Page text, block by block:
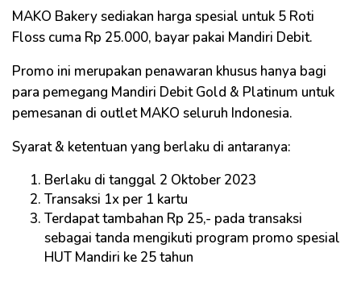
MAKO Bakery sediakan harga spesial untuk 5 Roti
Floss cuma Rp 25.000, bayar pakai Mandiri Debit.
Promo ini merupakan penawaran khusus hanya bagi
para pemegang Mandiri Debit Gold & Platinum untuk
pemesanan di outlet MAKO seluruh Indonesia.
Syarat & ketentuan yang berlaku di antaranya:
Berlaku di tanggal 2 Oktober 2023
Transaksi 1x per 1 kartu
Terdapat tambahan Rp 25,- pada transaksi
sebagai tanda mengikuti program promo spesial
HUT Mandiri ke 25 tahun